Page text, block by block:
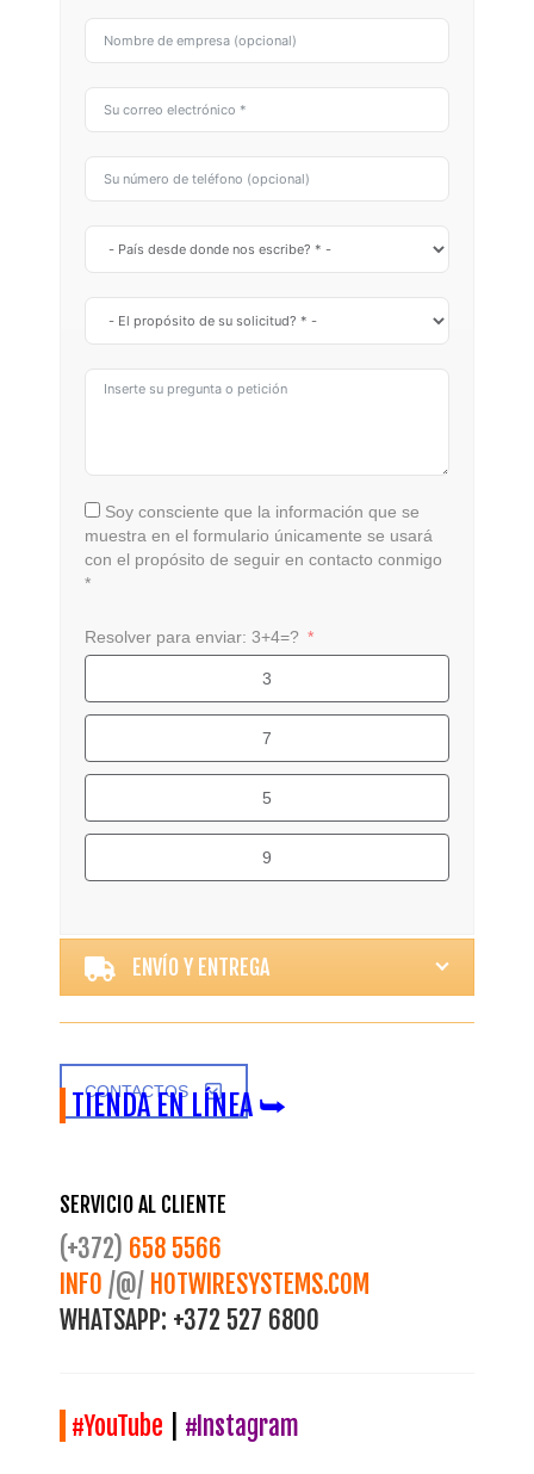
Soy consciente que la información que se
muestra en el formulario únicamente se usará
con el propósito de seguir en contacto conmigo
*
Resolver para enviar: 3+4=?
3
7
5
9
ENVÍO Y ENTREGA
CONTACTOS
TIENDA EN LÍNEA ⮩
SERVICIO AL CLIENTE
(+372) 658 5566
INFO /@/ HOTWIRESYSTEMS.COM
WHATSAPP: +372 527 6800
#YouTube #Instagram